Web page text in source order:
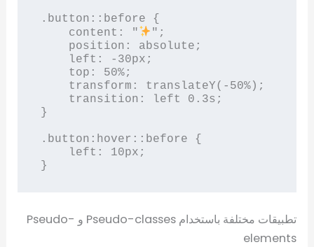
.button::before {
    content: "
";
}
.button:hover::before {
}
تطبيقات مختلفة باستخدام Pseudo-classes و Pseudo-
elements